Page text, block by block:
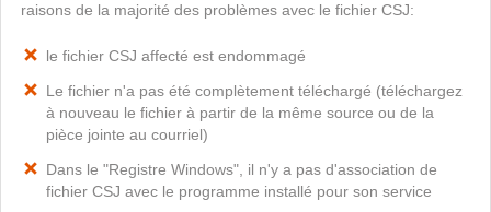
raisons de la majorité des problèmes avec le fichier CSJ:
le fichier CSJ affecté est endommagé
Le fichier n'a pas été complètement téléchargé (téléchargez
à nouveau le fichier à partir de la même source ou de la
pièce jointe au courriel)
Dans le "Registre Windows", il n'y a pas d'association de
fichier CSJ avec le programme installé pour son service